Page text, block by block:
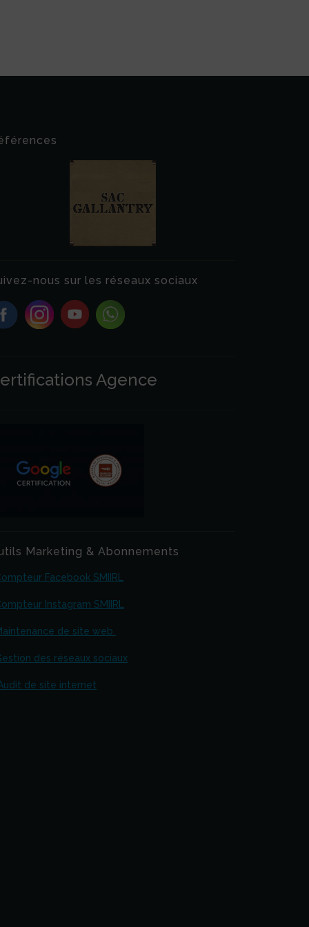
nous sur les réseaux sociaux
Agence
Marketing & Abonnements
Facebook SMIIRL
Instagram SMIIRL
de site web
des réseaux sociaux
de site internet